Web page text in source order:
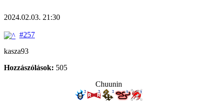
2024.02.03. 21:30
#257
kasza93
Hozzászólások: 505
Chuunin